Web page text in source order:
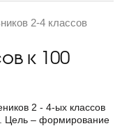
2-4 классов
к 100
2 - 4-ых классов
Цель – формирование